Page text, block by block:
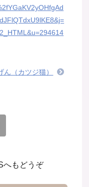
（カツジ猫）
へもどうぞ